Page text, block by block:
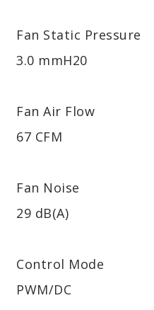
Fan Static Pressure
3.0 mmH20
Fan Air Flow
67 CFM
Fan Noise
29 dB(A)
Control Mode
PWM/DC